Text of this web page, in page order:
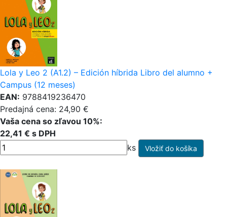
Lola y Leo 2 (A1.2) – Edición híbrida Libro del alumno +
Campus (12 meses)
EAN: 9788419236470
Predajná cena: 24,90 €
Vaša cena so zľavou 10%:
22,41 € s DPH
ks